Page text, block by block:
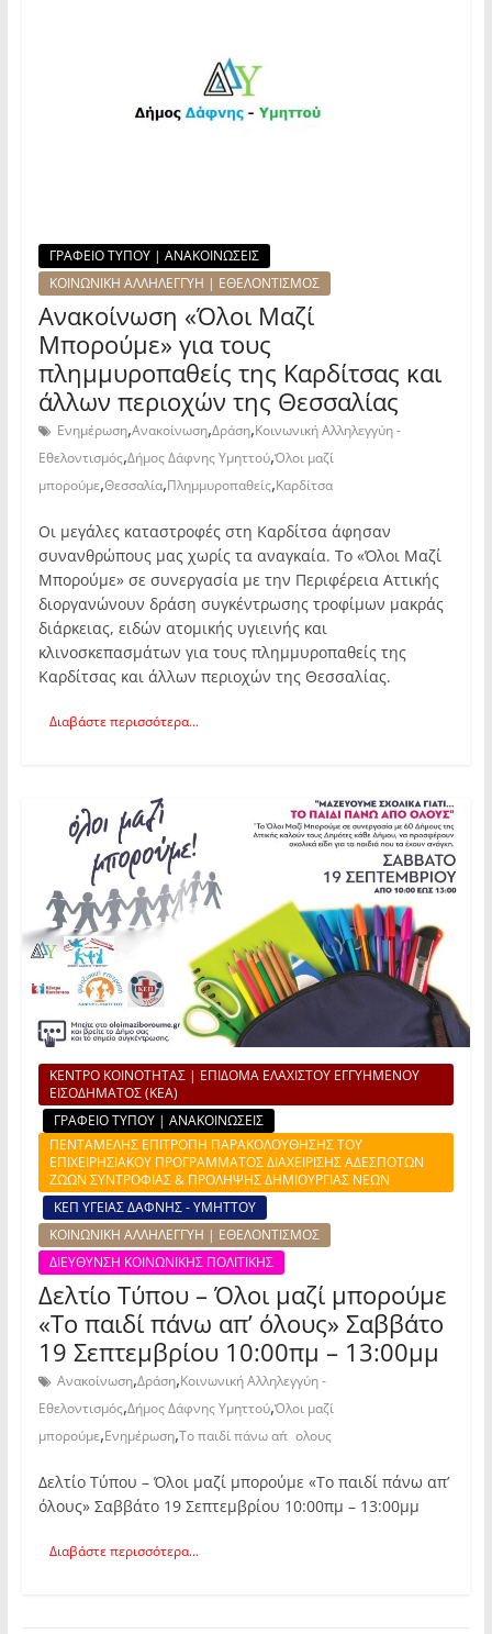
ΓΡΑΦΕΙΟ ΤΥΠΟΥ | ΑΝΑΚΟΙΝΩΣΕΙΣ
ΚΟΙΝΩΝΙΚΗ ΑΛΛΗΛΕΓΓΥΗ | ΕΘΕΛΟΝΤΙΣΜΟΣ
Ανακοίνωση «Όλοι Μαζί
Μπορούμε» για τους
πλημμυροπαθείς της Καρδίτσας και
άλλων περιοχών της Θεσσαλίας
Ενημέρωση,Ανακοίνωση,Δράση,Κοινωνική Αλληλεγγύη -
Εθελοντισμός,Δήμος Δάφνης Υμηττού,Όλοι μαζί
μπορούμε,Θεσσαλία,Πλημμυροπαθείς,Καρδίτσα
Οι μεγάλες καταστροφές στη Καρδίτσα άφησαν
συνανθρώπους μας χωρίς τα αναγκαία. Το «Όλοι Μαζί
Μπορούμε» σε συνεργασία με την Περιφέρεια Αττικής
διοργανώνουν δράση συγκέντρωσης τροφίμων μακράς
διάρκειας, ειδών ατομικής υγιεινής και
κλινοσκεπασμάτων για τους πλημμυροπαθείς της
Καρδίτσας και άλλων περιοχών της Θεσσαλίας.
Διαβάστε περισσότερα...
ΚΕΝΤΡΟ ΚΟΙΝΟΤΗΤΑΣ | ΕΠΙΔΟΜΑ ΕΛΑΧΙΣΤΟΥ ΕΓΓΥΗΜΕΝΟΥ
ΕΙΣΟΔΗΜΑΤΟΣ (ΚΕΑ)
ΓΡΑΦΕΙΟ ΤΥΠΟΥ | ΑΝΑΚΟΙΝΩΣΕΙΣ
ΠΕΝΤΑΜΕΛΗΣ ΕΠΙΤΡΟΠΗ ΠΑΡΑΚΟΛΟΥΘΗΣΗΣ ΤΟΥ
ΕΠΙΧΕΙΡΗΣΙΑΚΟΥ ΠΡΟΓΡΑΜΜΑΤΟΣ ΔΙΑΧΕΙΡΙΣΗΣ ΑΔΕΣΠΟΤΩΝ
ΖΩΩΝ ΣΥΝΤΡΟΦΙΑΣ & ΠΡΟΛΗΨΗΣ ΔΗΜΙΟΥΡΓΙΑΣ ΝΕΩΝ
ΚΕΠ ΥΓΕΙΑΣ ΔΑΦΝΗΣ - ΥΜΗΤΤΟΥ
ΚΟΙΝΩΝΙΚΗ ΑΛΛΗΛΕΓΓΥΗ | ΕΘΕΛΟΝΤΙΣΜΟΣ
ΔΙΕΥΘΥΝΣΗ ΚΟΙΝΩΝΙΚΗΣ ΠΟΛΙΤΙΚΗΣ
Δελτίο Τύπου – Όλοι μαζί μπορούμε
«Το παιδί πάνω απ’ όλους» Σαββάτο
19 Σεπτεμβρίου 10:00πμ – 13:00μμ
Ανακοίνωση,Δράση,Κοινωνική Αλληλεγγύη -
Εθελοντισμός,Δήμος Δάφνης Υμηττού,Όλοι μαζί
μπορούμε,Ενημέρωση,Το παιδί πάνω απ΄ολους
Δελτίο Τύπου – Όλοι μαζί μπορούμε «Το παιδί πάνω απ’
όλους» Σαββάτο 19 Σεπτεμβρίου 10:00πμ – 13:00μμ
Διαβάστε περισσότερα...